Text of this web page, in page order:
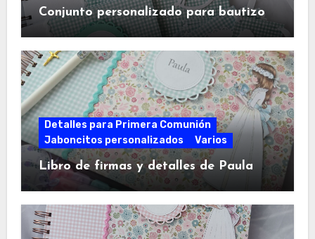
Conjunto personalizado para bautizo
Detalles para Primera Comunión
Jaboncitos personalizados
Varios
Libro de firmas y detalles de Paula